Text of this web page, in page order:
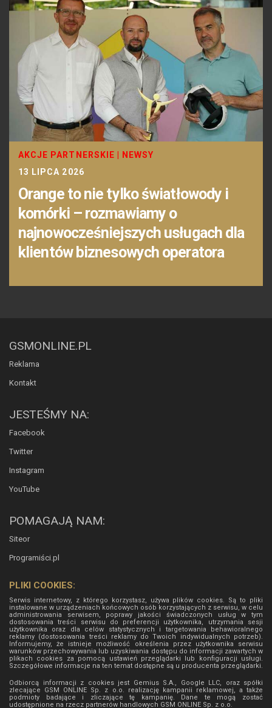
AKCJE PARTNERSKIE
NEWSY
13 LIPCA 2026
Orange to nie tylko światłowody i
komórki – rozmawiamy o
najnowocześniejszych usługach dla
klientów biznesowych operatora
GSMONLINE.PL
Reklama
Kontakt
JESTEŚMY NA:
Facebook
Twitter
Instagram
YouTube
POMAGAJĄ NAM:
Siteor
Programiści.pl
PLIKI COOKIES:
Serwis internetowy, z którego korzystasz, używa plików cookies. Są to pliki
instalowane w urządzeniach końcowych osób korzystających z serwisu, w celu
administrowania serwisem, poprawy jakości świadczonych usług w tym
dostosowania treści serwisu do preferencji użytkownika, utrzymania sesji
użytkownika oraz dla celów statystycznych i targetowania behawioralnego
reklamy (dostosowania treści reklamy do Twoich indywidualnych potrzeb).
Informujemy, że istnieje możliwość określenia przez użytkownika serwisu
warunków przechowywania lub uzyskiwania dostępu do informacji zawartych w
plikach cookies za pomocą ustawień przeglądarki lub konfiguracji usługi.
Szczegółowe informacje na ten temat dostępne są u producenta przeglądarki.
Odbiorcą informacji z cookies jest Gemius S.A., Google LLC, oraz spółki
zlecające GSM ONLINE Sp. z o.o. realizację kampanii reklamowej, a także
podmioty badające i zliczające tę kampanię. Dane te mogą zostać
udostępnione na rzecz partnerów handlowych GSM ONLINE Sp. z o.o.